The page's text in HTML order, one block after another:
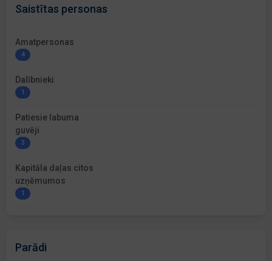
Saistītas personas
Amatpersonas
4
Dalībnieki
1
Patiesie labuma
guvēji
3
Kapitāla daļas citos
uzņēmumos
1
Parādi